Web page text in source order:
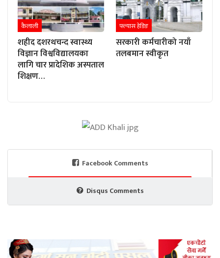
कैलाली
शहीद दशरथचन्द स्वास्थ्य
विज्ञान विश्वविद्यालयका
लागि चार प्रादेशिक अस्पताल
शिक्षण…
फ्ल्यास हेडिङ
सरकारी कर्मचारीको नयाँ
तलबमान स्वीकृत
Facebook Comments
Disqus Comments